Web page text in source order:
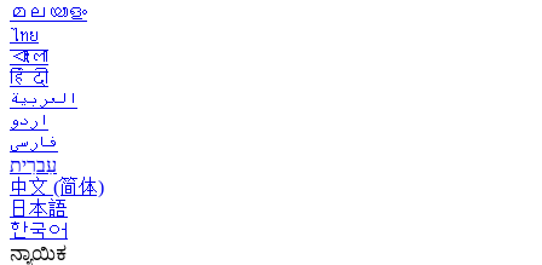
മലയാളം
ไทย
বাংলা
हिंदी
العربية
اردو
فارسی
עִברִית
中文 (简体)
日本語
한국어
ನ್ಯಾಯಿಕ